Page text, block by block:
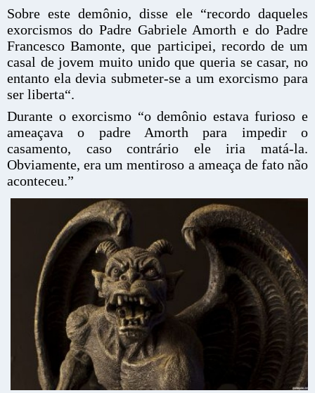
Sobre este demônio, disse ele “recordo daqueles
exorcismos do Padre Gabriele Amorth e do Padre
Francesco Bamonte, que participei, recordo de um
casal de jovem muito unido que queria se casar, no
entanto ela devia submeter-se a um exorcismo para
ser liberta“.
Durante o exorcismo “o demônio estava furioso e
ameaçava o padre Amorth para impedir o
casamento, caso contrário ele iria matá-la.
Obviamente, era um mentiroso a ameaça de fato não
aconteceu.”